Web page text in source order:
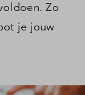
Zo
je jouw